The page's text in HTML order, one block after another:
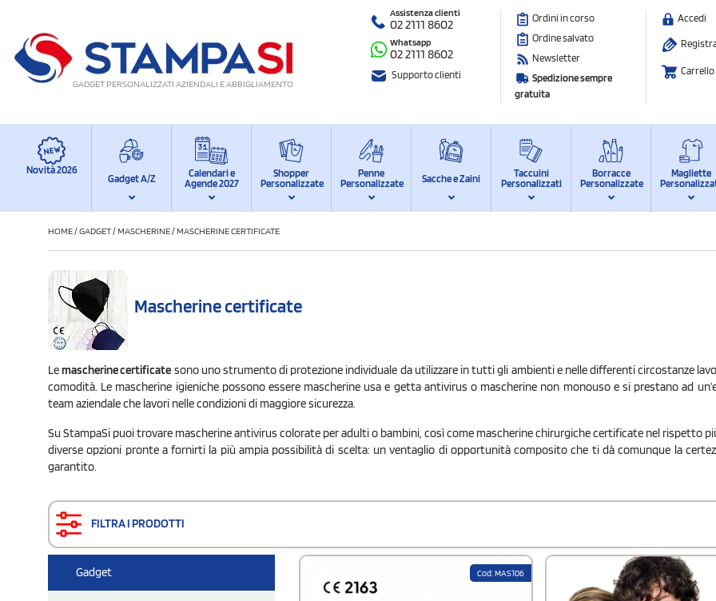
GADGET PERSONALIZZATI AZIENDALI E ABBIGLIAMENTO
Assistenza clienti
02 2111 8602
Whatsapp
02 2111 8602
Supporto clienti
Ordini in corso
Ordine salvato
Newsletter
Spedizione sempre
gratuita
Accedi
Carrello
Novità 2026
Gadget A/Z
Calendari e
Agende 2027
Shopper
Personalizzate
Penne
Personalizzate
Sacche e Zaini
Taccuini
Personalizzati
Borracce
Personalizzate
Magliette
HOME/GADGET/MASCHERINE/MASCHERINE CERTIFICATE
Mascherine certificate
Lemascherine certificate sono uno strumento di protezione individuale da utilizzare in tutti gli ambienti e nelle differenti circostanze
comodità. Le mascherine igieniche possono essere mascherine usa e getta antivirus o mascherine non monouso e si prestano ad
team aziendale che lavori nelle condizioni di maggiore sicurezza.
Su StampaSi puoi trovare mascherine antivirus colorate per adulti o bambini, così come mascherine chirurgiche certificate nel rispetto
diverse opzioni pronte a fornirti la più ampia possibilità di scelta: un ventaglio di opportunità composito che ti dà comunque la
garantito.
FILTRA I PRODOTTI
Gadget Cod: MAS106